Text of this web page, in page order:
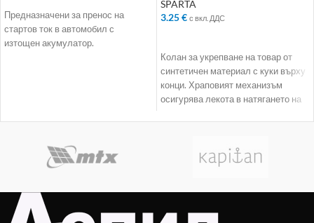
Предназначени за пренос на
стартов ток в автомобил с
изтощен акумулатор.
SPARTA
3.25€ с вкл. ДДС
Колан за укрепване на товар от
синтетичен материал с куки върху
конци. Храповият механизъм
осигурява лекота в натягането на